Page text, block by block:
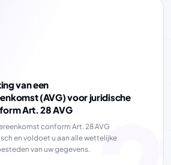
(AVG) voor juridische
Art. 28 AVG
conform Art. 28 AVG
en voldoet u aan alle wettelijke
van uw gegevens.